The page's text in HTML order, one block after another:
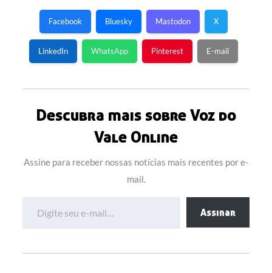
Facebook Bluesky Mastodon X
LinkedIn WhatsApp Pinterest E-mail
Descubra mais sobre Voz do
Vale Online
Assine para receber nossas notícias mais recentes por e-
mail.
Assinar